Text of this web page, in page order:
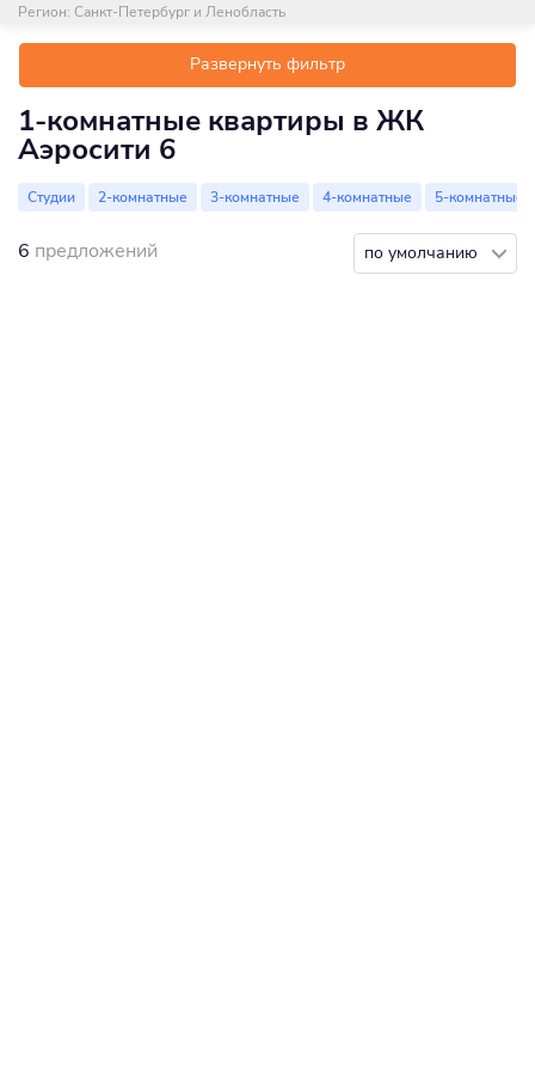
Регион: Санкт-Петербург и Ленобласть
Развернуть фильтр
1-комнатные квартиры в ЖК
Аэросити 6
Студии 2-комнатные 3-комнатные 4-комнатные 5-комнатные
6 предложений по умолчанию